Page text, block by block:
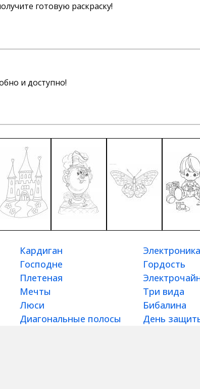
готовую раскраску!
и доступно!
Кардиган Электроника
Господне Гордость
Плетеная
Мечты Три вида
Люси Бибалина
Диагональные полосы День